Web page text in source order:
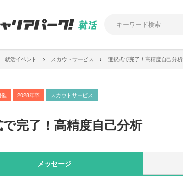
就活イベント › スカウトサービス › 選択式で完了！高精度自己分析
催 2028年卒 スカウトサービス
完了！高精度自己分析
メッセージ